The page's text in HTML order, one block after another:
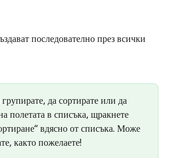
последователно през всички
да сортирате или да
полетата в списъка, щракнете
вдясно от списъка. Може
както пожелаете!